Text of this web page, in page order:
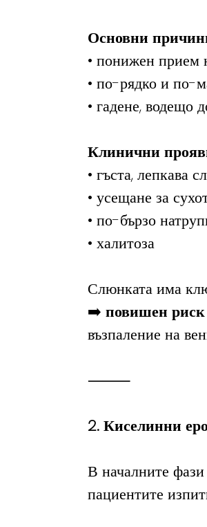
Основни
• понижен прием
• по-рядко и по-
• гадене, водещо
Клинични
• гъста, лепкава
• усещане за
• по-бързо
• халитоза
Слюнката има
➡️ повишен риск
възпаление на
⸻
2. Киселинни
В началните
пациентите